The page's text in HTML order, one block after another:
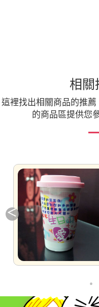
相關
這裡找出相關商品的推
的商品區提供您